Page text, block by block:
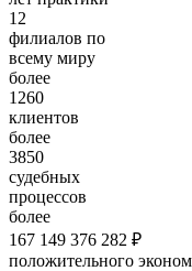
12
филиалов по
всему миру
более
1260
клиентов
более
3850
судебных
процессов
более
167 149 376 282 ₽
положительного